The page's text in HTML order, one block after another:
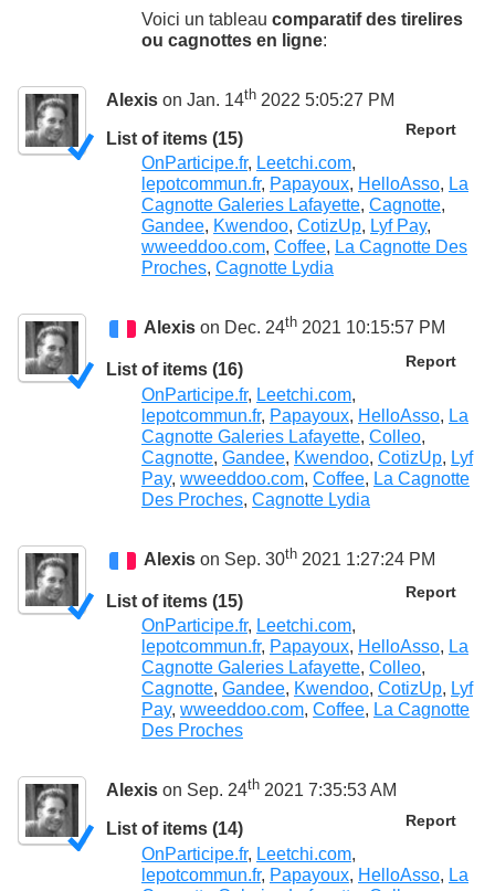
Voici un tableau comparatif des tirelires
ou cagnottes en ligne:
Alexis on Jan. 14th 2022 5:05:27 PM
Report
List of items (15)
OnParticipe.fr, Leetchi.com,
lepotcommun.fr, Papayoux, HelloAsso, La
Cagnotte Galeries Lafayette, Cagnotte,
Gandee, Kwendoo, CotizUp, Lyf Pay,
wweeddoo.com, Coffee, La Cagnotte Des
Proches, Cagnotte Lydia
Alexis on Dec. 24th 2021 10:15:57 PM
Report
List of items (16)
OnParticipe.fr, Leetchi.com,
lepotcommun.fr, Papayoux, HelloAsso, La
Cagnotte Galeries Lafayette, Colleo,
Cagnotte, Gandee, Kwendoo, CotizUp, Lyf
Pay, wweeddoo.com, Coffee, La Cagnotte
Des Proches, Cagnotte Lydia
Alexis on Sep. 30th 2021 1:27:24 PM
Report
List of items (15)
OnParticipe.fr, Leetchi.com,
lepotcommun.fr, Papayoux, HelloAsso, La
Cagnotte Galeries Lafayette, Colleo,
Cagnotte, Gandee, Kwendoo, CotizUp, Lyf
Pay, wweeddoo.com, Coffee, La Cagnotte
Des Proches
Alexis on Sep. 24th 2021 7:35:53 AM
Report
List of items (14)
OnParticipe.fr, Leetchi.com,
lepotcommun.fr, Papayoux, HelloAsso, La